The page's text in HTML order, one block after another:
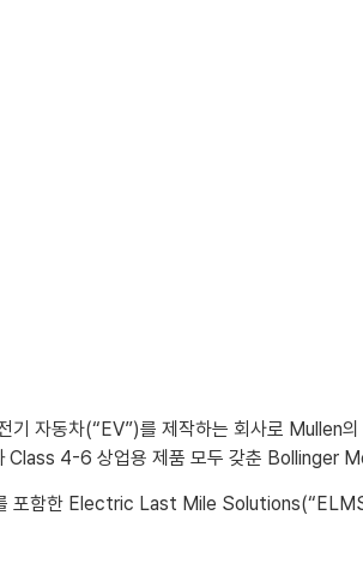
자동차(“EV”)를 제작하는 회사로 Mullen
4-6 상업용 제품 모두 갖춘 Bollinger
포함한 Electric Last Mile